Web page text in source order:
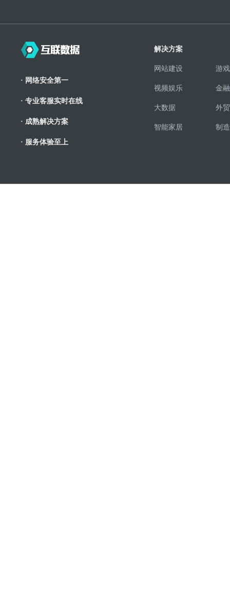
· 网络安全第一
· 专业客服实时在线
· 成熟解决方案
· 服务体验至上
解决方案
网站建设 游
视频娱乐 金
大数据 外
智能家居 制